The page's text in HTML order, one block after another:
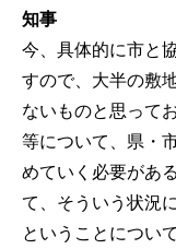
知事
今、具体的に市と
すので、大半の敷
ないものと思って
等について、県・
めていく必要があ
て、そういう状況
ということについ